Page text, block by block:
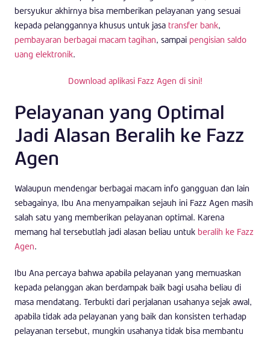
bersyukur akhirnya bisa memberikan pelayanan yang sesuai
kepada pelanggannya khusus untuk jasa transfer bank,
pembayaran berbagai macam tagihan, sampai pengisian saldo
uang elektronik.
Download aplikasi Fazz Agen di sini!
Pelayanan yang Optimal
Jadi Alasan Beralih ke Fazz
Agen
Walaupun mendengar berbagai macam info gangguan dan lain
sebagainya, Ibu Ana menyampaikan sejauh ini Fazz Agen masih
salah satu yang memberikan pelayanan optimal. Karena
memang hal tersebutlah jadi alasan beliau untuk beralih ke Fazz
Agen.
Ibu Ana percaya bahwa apabila pelayanan yang memuaskan
kepada pelanggan akan berdampak baik bagi usaha beliau di
masa mendatang. Terbukti dari perjalanan usahanya sejak awal,
apabila tidak ada pelayanan yang baik dan konsisten terhadap
pelayanan tersebut, mungkin usahanya tidak bisa membantu